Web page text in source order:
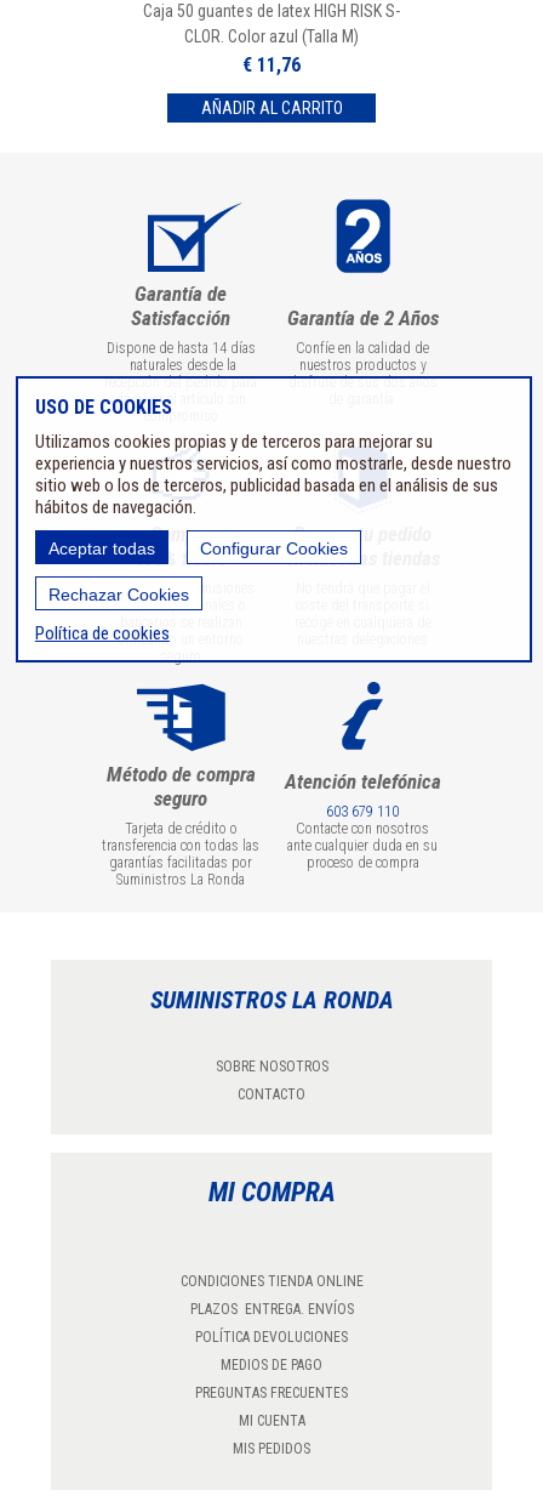
Caja 50 guantes de latex HIGH RISK S-
CLOR. Color azul (Talla M)
€ 11,76
Garantía de
Satisfacción
Dispone de hasta 14 días
naturales desde la
recepción del pedido para
devolver el artículo sin
compromiso
Garantía de 2 Años
Confíe en la calidad de
nuestros productos y
disfrute de sus dos años
Compra
100% fiable
Todas las transmisiones
de datos personales o
bancarios se realizan
utilizando un entorno
seguro
Recoge tu pedido
en nuestras tiendas
Método de compra
seguro
Tarjeta de crédito o
transferencia con todas las
garantías facilitadas por
Suministros La Ronda
Atención telefónica
603 679 110
Contacte con nosotros
ante cualquier duda en su
proceso de compra
SUMINISTROS LA RONDA
SOBRE NOSOTROS
CONTACTO
MI COMPRA
CONDICIONES TIENDA ONLINE
PLAZOS ENTREGA. ENVÍOS
POLÍTICA DEVOLUCIONES
MEDIOS DE PAGO
PREGUNTAS FRECUENTES
MI CUENTA
MIS PEDIDOS
USO DE COOKIES
Utilizamos cookies propias y de terceros para mejorar su
experiencia y nuestros servicios, así como mostrarle, desde nuestro
sitio web o los de terceros, publicidad basada en el análisis de sus
hábitos de navegación.
Aceptar todas Configurar Cookies
Rechazar Cookies
Política de cookies